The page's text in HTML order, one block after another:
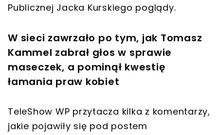
Publicznej Jacka Kurskiego poglądy.
W sieci zawrzało po tym, jak Tomasz
Kammel zabrał głos w sprawie
maseczek, a pominął kwestię
łamania praw kobiet
TeleShow WP przytacza kilka z komentarzy,
jakie pojawiły się pod postem